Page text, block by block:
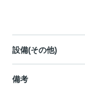
設備(その他)
備考